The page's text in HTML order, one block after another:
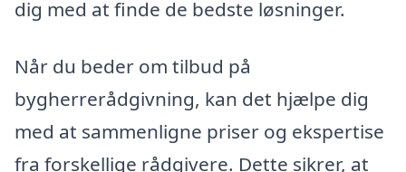
dig med at finde de bedste løsninger.
Når du beder om tilbud på
bygherrerådgivning, kan det hjælpe dig
med at sammenligne priser og ekspertise
fra forskellige rådgivere. Dette sikrer, at